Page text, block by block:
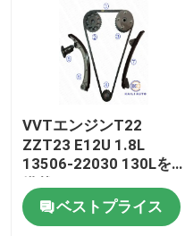
VVTエンジンT22
ZZT23 E12U 1.8L
13506-22030 130Lを
搭載するトヨタ・セリ
カの花冠のタイミング
のチェーン キット
ベストプライス